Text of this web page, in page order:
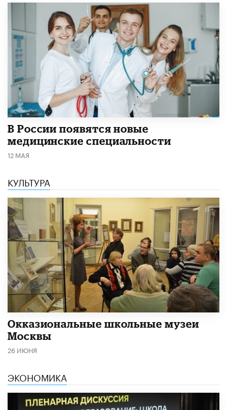
В России появятся новые
медицинские специальности
12 МАЯ
КУЛЬТУРА
​Окказиональные школьные музеи
Москвы
26 ИЮНЯ
ЭКОНОМИКА